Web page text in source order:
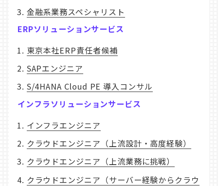
金融系業務スペシャリスト
ERPソリューションサービス
東京本社ERP責任者候補
SAPエンジニア
S/4HANA Cloud PE 導入コンサル
インフラソリューションサービス
インフラエンジニア
クラウドエンジニア（上流設計・高度経験）
クラウドエンジニア（上流業務に挑戦）
クラウドエンジニア（サーバー経験からクラウ